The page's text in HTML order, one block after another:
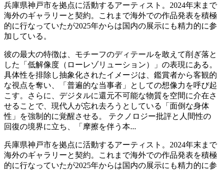
兵庫県神戸市を拠点に活動するアーティスト。2024年末まで
海外のギャラリーと契約。これまで海外での作品発表を積極
的に行なっていたが2025年からは国内の展示にも精力的に参
加している。
彼の最大の特徴は、モチーフのディテールを敢えて削ぎ落と
した「低解像度（ローレゾリューション）」の表現にある。
具体性を排除し抽象化されたイメージは、鑑賞者から客観的
な視点を奪い、「普遍的な当事者」としての想像力を呼び起
こす。さらに、デジタルに還元不可能な物質を空間に介在さ
せることで、現代人が忘れ去ろうとしている「面倒な身体
性」を強制的に覚醒させる。 テクノロジー批評と人間性の
回復の境界に立ち、「摩擦を伴う本...
兵庫県神戸市を拠点に活動するアーティスト。2024年末まで
海外のギャラリーと契約。これまで海外での作品発表を積極
的に行なっていたが2025年からは国内の展示にも精力的に参